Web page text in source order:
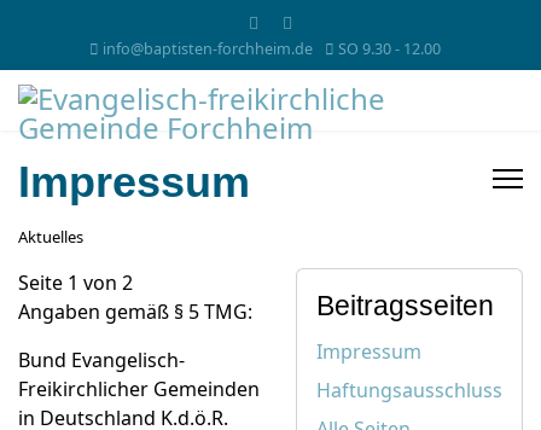
info@baptisten-forchheim.de SO 9.30 - 12.00
Impressum
Aktuelles
Beitragsseiten
Impressum
Haftungsausschluss
Seite 1 von 2
Angaben gemäß § 5 TMG:
Bund Evangelisch-
Freikirchlicher Gemeinden
in Deutschland K.d.ö.R.